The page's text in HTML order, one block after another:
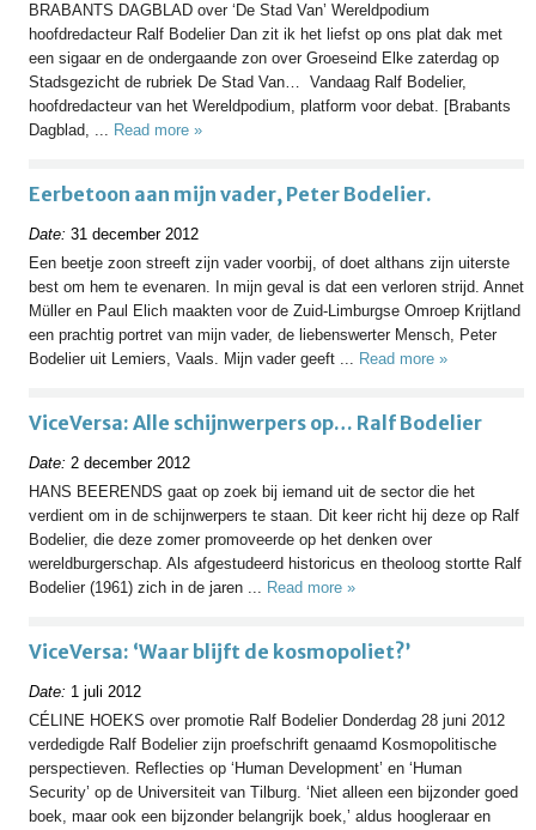
BRABANTS DAGBLAD over ‘De Stad Van’ Wereldpodium
hoofdredacteur Ralf Bodelier Dan zit ik het liefst op ons plat dak met
een sigaar en de ondergaande zon over Groeseind Elke zaterdag op
Stadsgezicht de rubriek De Stad Van… Vandaag Ralf Bodelier,
hoofdredacteur van het Wereldpodium, platform voor debat. [Brabants
Dagblad, ... Read more »
Eerbetoon aan mijn vader, Peter Bodelier.
Date: 31 december 2012
Een beetje zoon streeft zijn vader voorbij, of doet althans zijn uiterste
best om hem te evenaren. In mijn geval is dat een verloren strijd. Annet
Müller en Paul Elich maakten voor de Zuid-Limburgse Omroep Krijtland
een prachtig portret van mijn vader, de liebenswerter Mensch, Peter
Bodelier uit Lemiers, Vaals. Mijn vader geeft ... Read more »
ViceVersa: Alle schijnwerpers op… Ralf Bodelier
Date: 2 december 2012
HANS BEERENDS gaat op zoek bij iemand uit de sector die het
verdient om in de schijnwerpers te staan. Dit keer richt hij deze op Ralf
Bodelier, die deze zomer promoveerde op het denken over
wereldburgerschap. Als afgestudeerd historicus en theoloog stortte Ralf
Bodelier (1961) zich in de jaren ... Read more »
ViceVersa: ‘Waar blijft de kosmopoliet?’
Date: 1 juli 2012
CÉLINE HOEKS over promotie Ralf Bodelier Donderdag 28 juni 2012
verdedigde Ralf Bodelier zijn proefschrift genaamd Kosmopolitische
perspectieven. Reflecties op ‘Human Development’ en ‘Human
Security’ op de Universiteit van Tilburg. ‘Niet alleen een bijzonder goed
boek, maar ook een bijzonder belangrijk boek,’ aldus hoogleraar en